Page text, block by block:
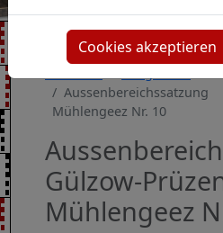
Mühlengeez Nr. 10
Gülzow-
Mühlengeez
Cookies akzeptieren